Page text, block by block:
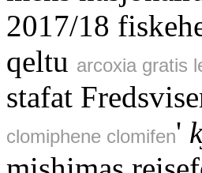
2017/18
qeltu arcoxia gratis
stafat
clomiphene clomifen'